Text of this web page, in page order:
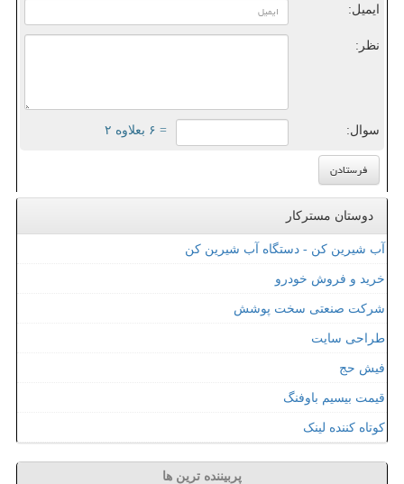
ایمیل:
نظر:
سوال: = ۶ بعلاوه ۲
دوستان مسترکار
آب شیرین کن - دستگاه آب شیرین کن
خرید و فروش خودرو
شرکت صنعتی سخت پوشش
طراحی سایت
فیش حج
قیمت بیسیم باوفنگ
کوتاه کننده لینک
پربیننده ترین ها